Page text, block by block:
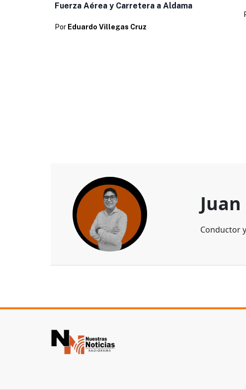
Fuerza Aérea y Carretera a Aldama
Por Eduardo Villegas Cruz
Conductor